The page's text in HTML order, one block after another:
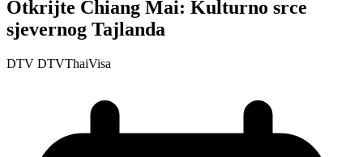
Otkrijte Chiang Mai: Kulturno srce
sjevernog Tajlanda
DTV DTVThaiVisa